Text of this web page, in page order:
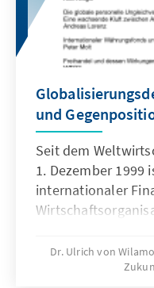
und
Seit dem
1. Dezember 1999
internationaler
genannten
gekommen wäre.
Dr. Ulrich von